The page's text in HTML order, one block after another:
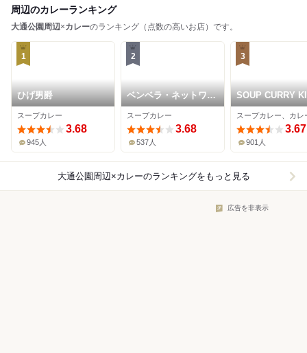
周辺のカレーランキング
大通公園周辺×カレーのランキング（点数の高いお店）です。
1
ひげ男爵
スープカレー
3.68
945人
2
ベンベラ・ネットワー
クカンパニー
スープカレー
3.68
537人
3
SOUP CURRY
セントラル
スープカレー、カレ
3.67
901人
大通公園周辺×カレーのランキングをもっと見る
広告を非表示